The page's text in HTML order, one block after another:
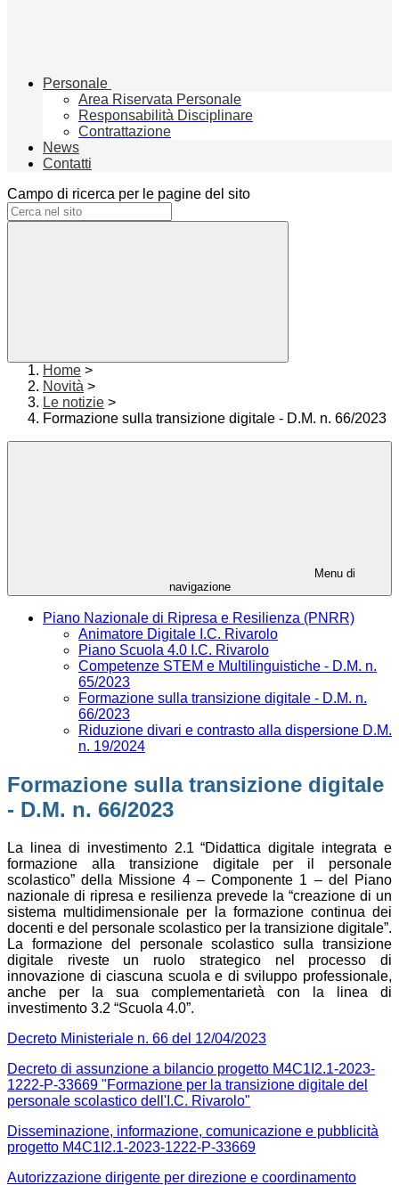
Personale
Area Riservata Personale
Responsabilità Disciplinare
Contrattazione
News
Contatti
Campo di ricerca per le pagine del sito
Home >
Novità >
Le notizie >
Formazione sulla transizione digitale - D.M. n. 66/2023
Menu di
navigazione
Piano Nazionale di Ripresa e Resilienza (PNRR)
Animatore Digitale I.C. Rivarolo
Piano Scuola 4.0 I.C. Rivarolo
Competenze STEM e Multilinguistiche - D.M. n.
65/2023
Formazione sulla transizione digitale - D.M. n.
66/2023
Riduzione divari e contrasto alla dispersione D.M.
n. 19/2024
Formazione sulla transizione digitale
- D.M. n. 66/2023
La linea di investimento 2.1 “Didattica digitale integrata e
formazione alla transizione digitale per il personale
scolastico” della Missione 4 – Componente 1 – del Piano
nazionale di ripresa e resilienza prevede la “creazione di un
sistema multidimensionale per la formazione continua dei
docenti e del personale scolastico per la transizione digitale”.
La formazione del personale scolastico sulla transizione
digitale riveste un ruolo strategico nel processo di
innovazione di ciascuna scuola e di sviluppo professionale,
anche per la sua complementarietà con la linea di
investimento 3.2 “Scuola 4.0”.
Decreto Ministeriale n. 66 del 12/04/2023
Decreto di assunzione a bilancio progetto M4C1I2.1-2023-
1222-P-33669 "Formazione per la transizione digitale del
personale scolastico dell'I.C. Rivarolo"
Disseminazione, informazione, comunicazione e pubblicità
progetto M4C1I2.1-2023-1222-P-33669
Autorizzazione dirigente per direzione e coordinamento